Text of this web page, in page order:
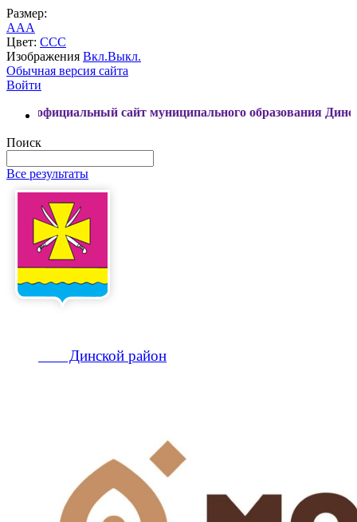
Размер:
AAA
Цвет: CCC
Изображения Вкл.Выкл.
Обычная версия сайта
Войти
сайт муниципального образования Динской район
Поиск
Все результаты
Динской район